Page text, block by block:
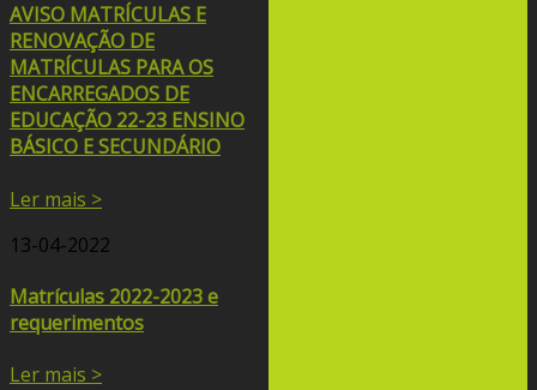
AVISO MATRÍCULAS E
RENOVAÇÃO DE
MATRÍCULAS PARA OS
ENCARREGADOS DE
EDUCAÇÃO 22-23 ENSINO
BÁSICO E SECUNDÁRIO
Ler mais >
13-04-2022
Matrículas 2022-2023 e
requerimentos
Ler mais >